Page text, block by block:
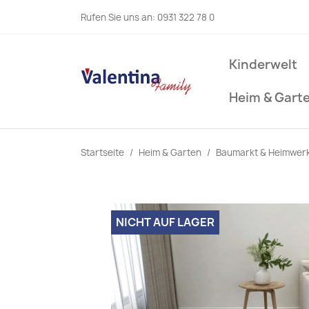
Rufen Sie uns an: 0931 322 78 0
Kinderwelt
Heim &
Startseite Heim & Garten Baumarkt &
NICHT AUF LAGER